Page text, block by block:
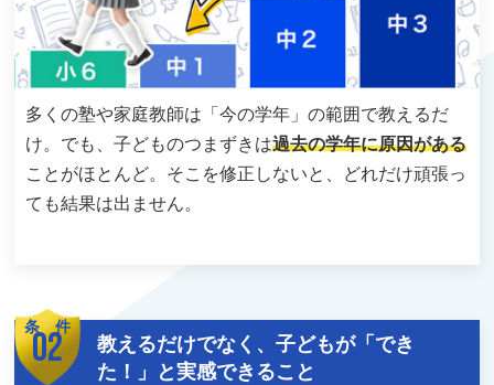
多くの塾や家庭教師は「今の学年」の範囲で教えるだ
け。でも、子どものつまずきは過去の学年に原因がある
ことがほとんど。そこを修正しないと、どれだけ頑張っ
ても結果は出ません。
条 件
02
教えるだけでなく、子どもが「でき
た！」と実感できること